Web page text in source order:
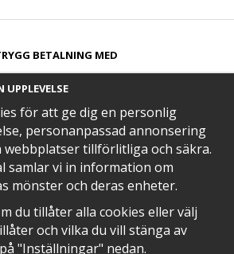
BETALNING MED​
LEVERANS MED
EN DEL AV
UPPLEVELSE
för att ge dig en personlig
personanpassad annonsering
webbplatser tillförlitliga och säkra.
samlar vi in information om
mönster och deras enheter.
du tillåter alla cookies eller välj
och vilka du vill stänga av
"Inställningar" nedan.